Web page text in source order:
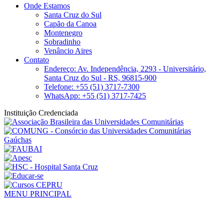
Onde Estamos
Santa Cruz do Sul
Capão da Canoa
Montenegro
Sobradinho
Venâncio Aires
Contato
Endereço: Av. Independência, 2293 - Universitário,
Santa Cruz do Sul - RS, 96815-900
Telefone: +55 (51) 3717-7300
WhatsApp: +55 (51) 3717-7425
Instituição Credenciada
MENU PRINCIPAL